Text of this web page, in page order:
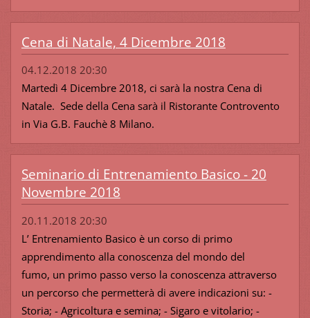
Cena di Natale, 4 Dicembre 2018
04.12.2018 20:30
Martedì 4 Dicembre 2018, ci sarà la nostra Cena di
Natale. Sede della Cena sarà il Ristorante Controvento
in Via G.B. Fauchè 8 Milano.
Seminario di Entrenamiento Basico - 20
Novembre 2018
20.11.2018 20:30
L’ Entrenamiento Basico è un corso di primo
apprendimento alla conoscenza del mondo del
fumo, un primo passo verso la conoscenza attraverso
un percorso che permetterà di avere indicazioni su: -
Storia; - Agricoltura e semina; - Sigaro e vitolario; -